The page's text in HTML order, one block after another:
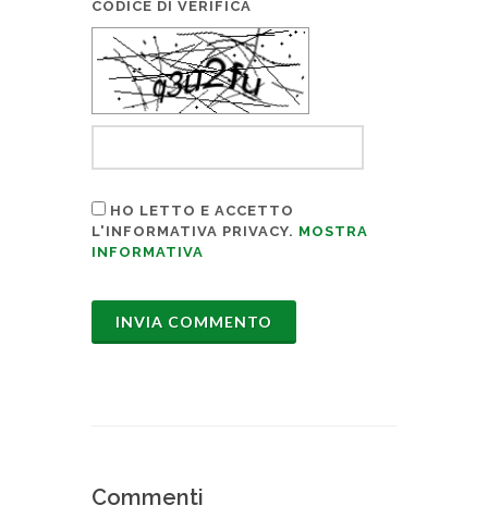
CODICE DI VERIFICA
HO LETTO E ACCETTO
L'INFORMATIVA PRIVACY. MOSTRA
INFORMATIVA
Commenti